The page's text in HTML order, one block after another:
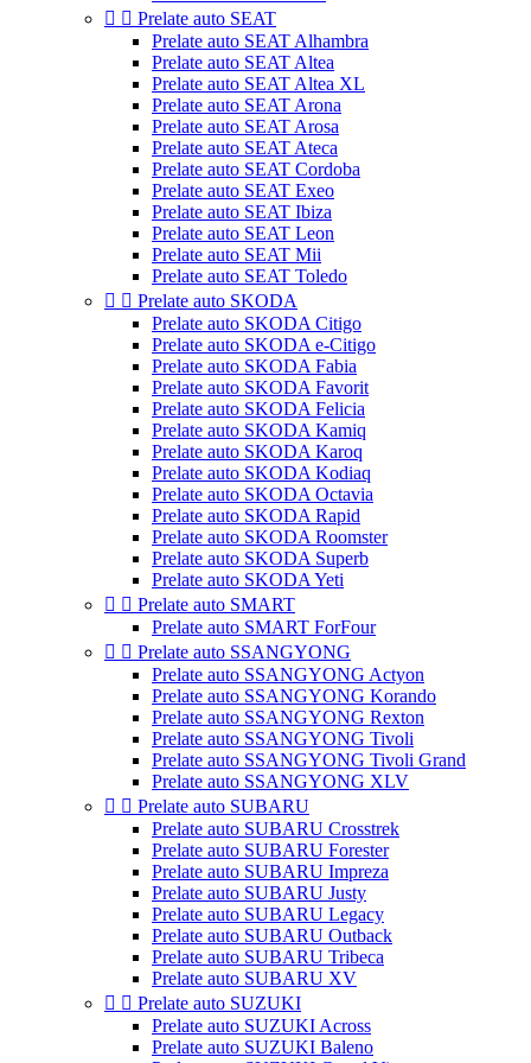
  Prelate auto SEAT
Prelate auto SEAT Alhambra
Prelate auto SEAT Altea
Prelate auto SEAT Altea XL
Prelate auto SEAT Arona
Prelate auto SEAT Arosa
Prelate auto SEAT Ateca
Prelate auto SEAT Cordoba
Prelate auto SEAT Exeo
Prelate auto SEAT Ibiza
Prelate auto SEAT Leon
Prelate auto SEAT Mii
Prelate auto SEAT Toledo
  Prelate auto SKODA
Prelate auto SKODA Citigo
Prelate auto SKODA e-Citigo
Prelate auto SKODA Fabia
Prelate auto SKODA Favorit
Prelate auto SKODA Felicia
Prelate auto SKODA Kamiq
Prelate auto SKODA Karoq
Prelate auto SKODA Kodiaq
Prelate auto SKODA Octavia
Prelate auto SKODA Rapid
Prelate auto SKODA Roomster
Prelate auto SKODA Superb
Prelate auto SKODA Yeti
  Prelate auto SMART
Prelate auto SMART ForFour
  Prelate auto SSANGYONG
Prelate auto SSANGYONG Actyon
Prelate auto SSANGYONG Korando
Prelate auto SSANGYONG Rexton
Prelate auto SSANGYONG Tivoli
Prelate auto SSANGYONG Tivoli Grand
Prelate auto SSANGYONG XLV
  Prelate auto SUBARU
Prelate auto SUBARU Crosstrek
Prelate auto SUBARU Forester
Prelate auto SUBARU Impreza
Prelate auto SUBARU Justy
Prelate auto SUBARU Legacy
Prelate auto SUBARU Outback
Prelate auto SUBARU Tribeca
Prelate auto SUBARU XV
  Prelate auto SUZUKI
Prelate auto SUZUKI Across
Prelate auto SUZUKI Baleno